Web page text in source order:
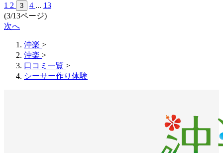
1 2 3 4 ... 13
(3/13ページ)
次へ
沖楽 >
沖楽 >
口コミ一覧 >
シーサー作り体験